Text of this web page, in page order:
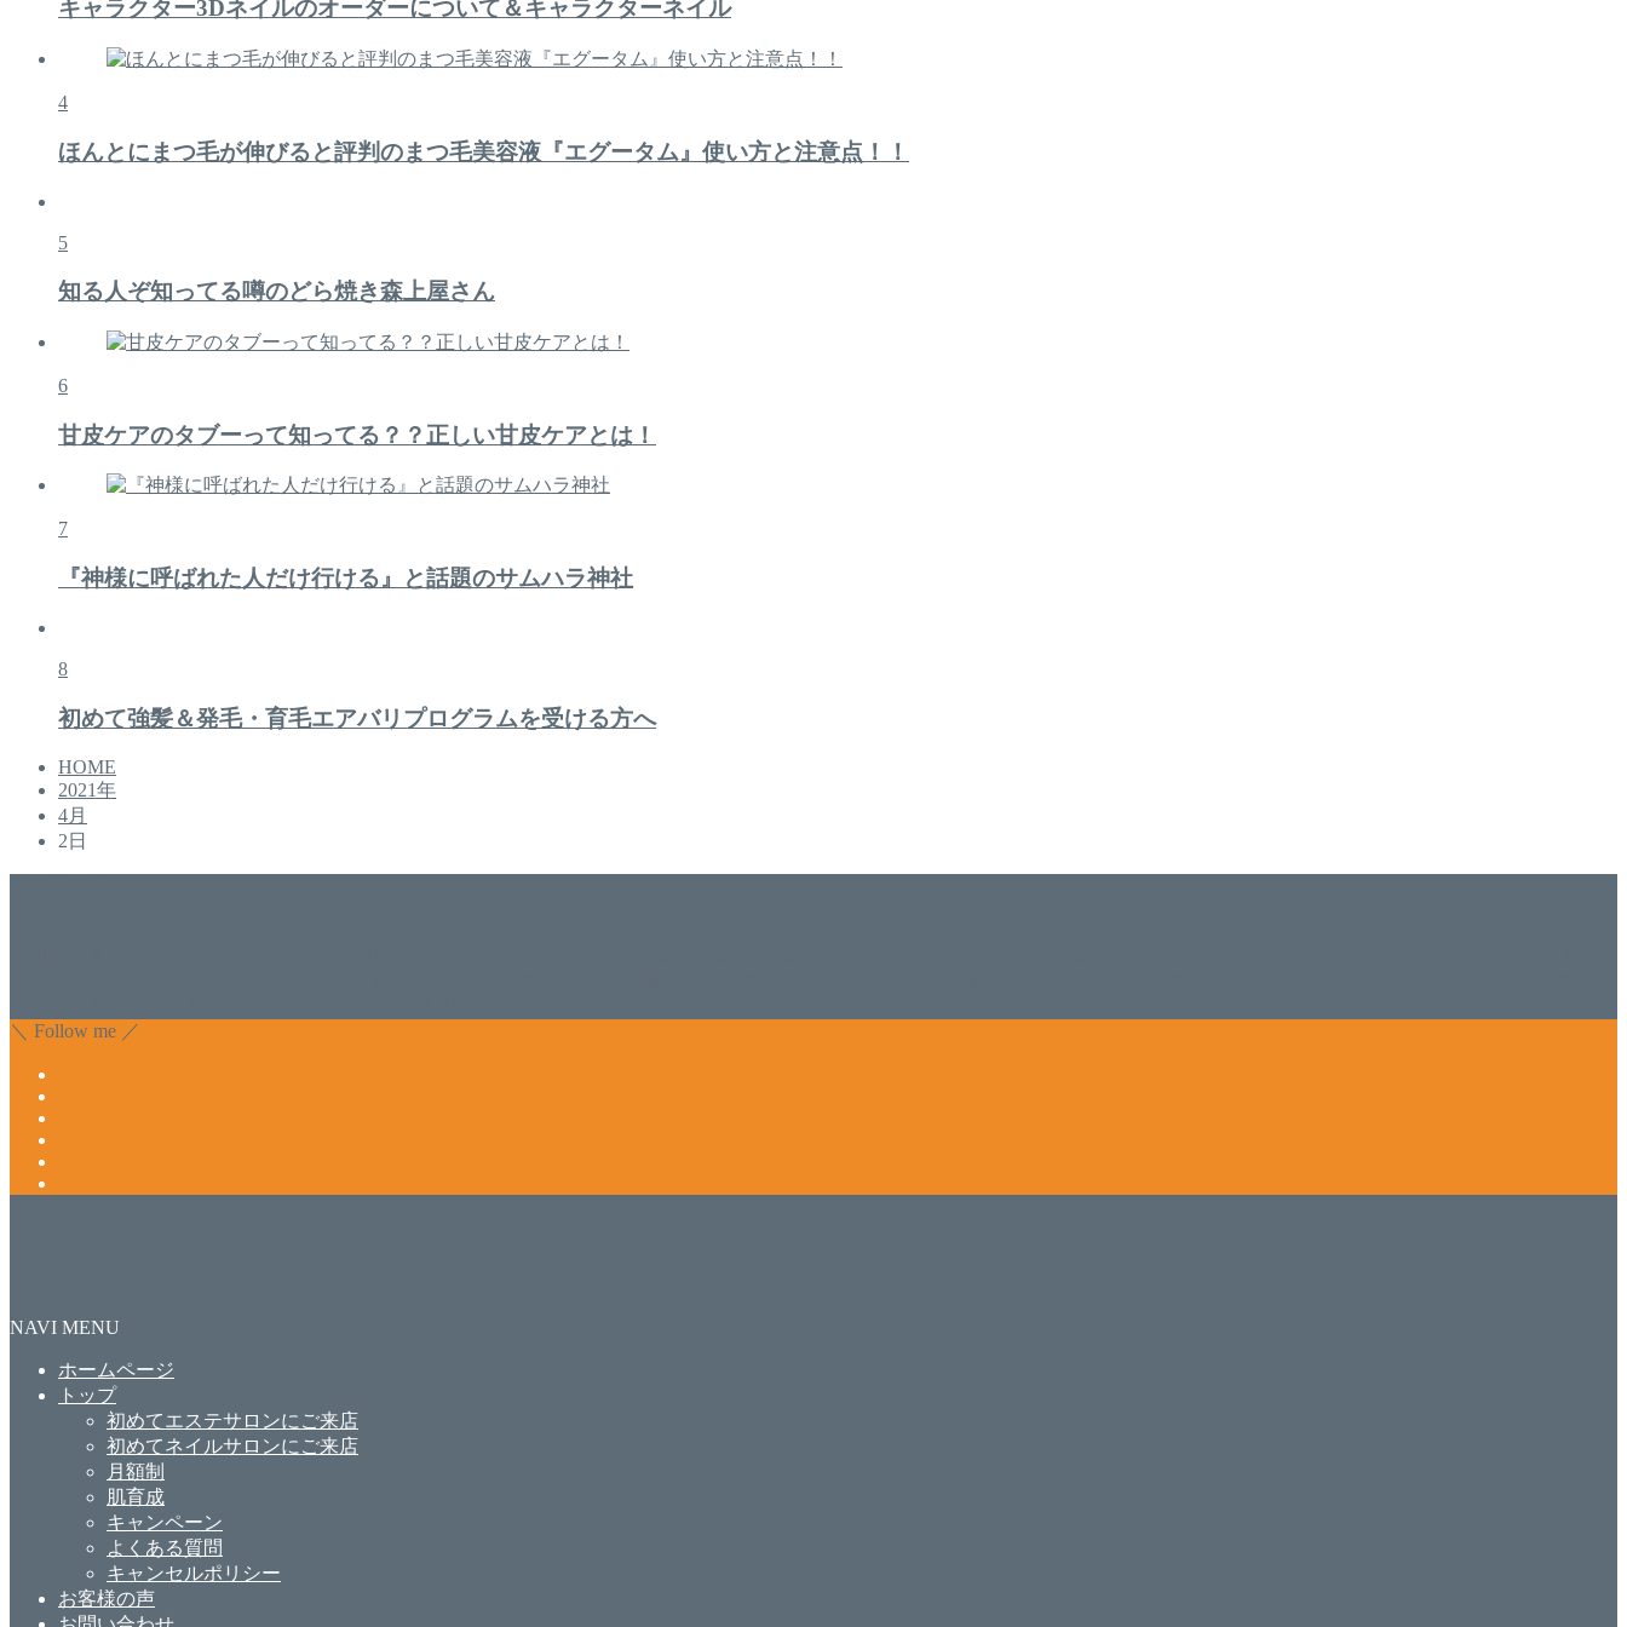
キャラクター3Dネイルのオーダーについて＆キャラクターネイル
4
ほんとにまつ毛が伸びると評判のまつ毛美容液『エグータム』使い方と注意点！！
5
知る人ぞ知ってる噂のどら焼き森上屋さん
6
甘皮ケアのタブーって知ってる？？正しい甘皮ケアとは！
7
『神様に呼ばれた人だけ行ける』と話題のサムハラ神社
8
初めて強髪＆発毛・育毛エアバリプログラムを受ける方へ
HOME
2021年
4月
2日
＼ Follow me ／
NAVI MENU
ホームページ
トップ
初めてエステサロンにご来店
初めてネイルサロンにご来店
月額制
肌育成
キャンペーン
よくある質問
キャンセルポリシー
お客様の声